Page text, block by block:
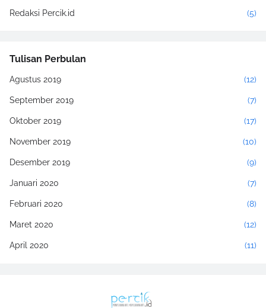
Redaksi Percik.id (5)
Tulisan Perbulan
Agustus 2019 (12)
September 2019 (7)
Oktober 2019 (17)
November 2019 (10)
Desember 2019 (9)
Januari 2020 (7)
Februari 2020 (8)
Maret 2020 (12)
April 2020 (11)